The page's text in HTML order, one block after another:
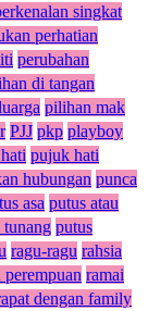
singkat
perhatian
perubahan
di tangan
pilihan mak
PJJ pkp playboy
pujuk hati
hubungan punca
asa putus atau
tunang putus
ragu-ragu rahsia
ramai
dengan family